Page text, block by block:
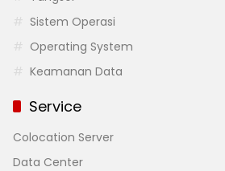
Sistem Operasi
Operating System
Keamanan Data
Service
Colocation Server
Data Center